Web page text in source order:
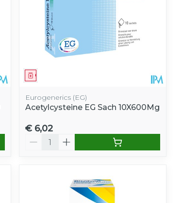
Geneesmiddel
Eurogenerics (EG)
Acetylcysteine EG Sach 10X600Mg
€ 6,02
Aantal